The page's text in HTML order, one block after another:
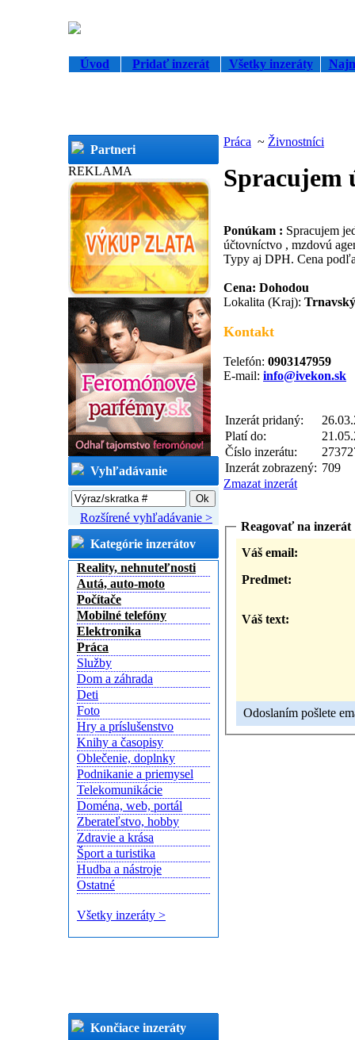
Úvod Pridať inzerát Všetky inzeráty
Partneri
REKLAMA
Vyhľadávanie
Rozšírené vyhľadávanie >
Kategórie inzerátov
Reality, nehnuteľnosti
Autá, auto-moto
Počítače
Mobilné telefóny
Elektronika
Práca
Služby
Dom a záhrada
Deti
Foto
Hry a príslušenstvo
Knihy a časopisy
Oblečenie, doplnky
Podnikanie a priemysel
Telekomunikácie
Doména, web, portál
Zberateľstvo, hobby
Zdravie a krása
Šport a turistika
Hudba a nástroje
Ostatné
Všetky inzeráty >
Končiace inzeráty
Práca ~ Živnostníci
Spracujem
Ponúkam : Spracujem
účtovníctvo , mzdovú
Typy aj DPH. Cena
Cena: Dohodou
Lokalita (Kraj):
Kontakt
Telefón: 0903147959
E-mail: info@ivekon.sk
Inzerát pridaný:
Platí do:
Číslo inzerátu:
Inzerát zobrazený: 709
Zmazat inzerát
Reagovať na inzerát
Váš email:
Predmet:
Váš text:
Odoslaním pošlete